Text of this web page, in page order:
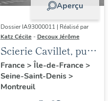
Aperçu
Dossier IA93000011 | Réalisé par
Katz Cécile - Decoux Jérôme
Scierie Cavillet, puis
usine de bois de
placage Société
parisienne de bois
France > Île-de-France >
Seine-Saint-Denis>
Montreuil